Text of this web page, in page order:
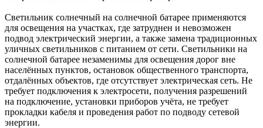
Светильник солнечный на солнечной батарее применяются
для освещения на участках, где затруднен и невозможен
подвод электрический энергии, а также замена традиционных
уличных светильников с питанием от сети. Светильники на
солнечной батарее незаменимы для освещения дорог вне
населённых пунктов, остановок общественного транспорта,
отдалённых объектов, где отсутствует электрическая сеть. Не
требует подключения к электросети, получения разрешений
на подключение, установки приборов учёта, не требует
прокладки кабеля и проведения работ по подводу сетевой
энергии.